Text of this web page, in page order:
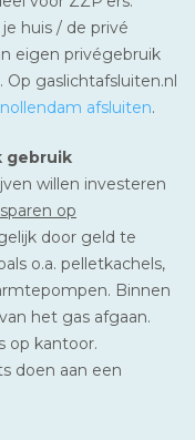
huis / de privé
eigen privégebruik
Op gaslichtafsluiten.nl
afsluiten.
gebruik
willen investeren
op
door geld te
o.a. pelletkachels,
Binnen
het gas afgaan.
op kantoor.
doen aan een